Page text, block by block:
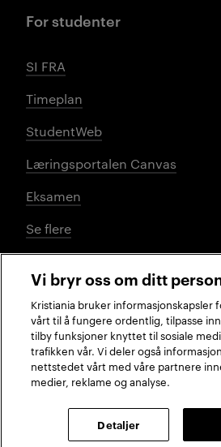
For studenter
SI FRA
Timeplan
StudentWeb
Læringsportalen Canvas
Eksamen
Se flere
Sosiale medier
FacebookInstagramLinkedInTikTok
2026 © Kristiania
Vi bryr oss om ditt
Kristiania bruker informasjonskapsler
vårt til å fungere ordentlig, tilpasse
tilby funksjoner knyttet til sosiale
trafikken vår. Vi deler også
nettstedet vårt med våre partnere
medier, reklame og analyse.
Detaljer